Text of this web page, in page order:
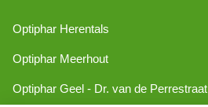
Optiphar Herentals
Optiphar Meerhout
Optiphar Geel - Dr. van de Perrestraat